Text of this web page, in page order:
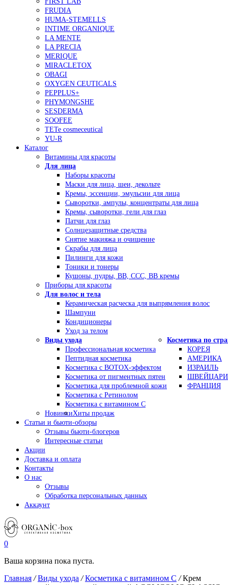
FRUDIA
HUMA-STEMELLS
INTIME ORGANIQUE
LA MENTE
LA PRECIA
MERIQUE
MIRACLETOX
OBAGI
OXYGEN CEUTICALS
PEPPLUS+
PHYMONGSHE
SESDERMA
SOOFEE
TETe cosmeceutical
YU-R
Каталог
Витамины для красоты
Для лица
Наборы красоты
Маски для лица, шеи, декольте
Кремы, эссенции, эмульсии для лица
Сыворотки, ампулы, концентраты для лица
Кремы, сыворотки, гели для глаз
Патчи для глаз
Солнцезащитные средства
Снятие макияжа и очищение
Скрабы для лица
Пилинги для кожи
Тоники и тонеры
Кушоны, пудры, ВВ, ССС, ВВ кремы
Приборы для красоты
Для волос и тела
Керамическая расческа для выпрямления волос
Шампуни
Кондиционеры
Уход за телом
Виды ухода
Профессиональная косметика
Пептидная косметика
Косметика с BOTOX-эффектом
Косметика от пигментных пятен
Косметика для проблемной кожи
Косметика с Ретинолом
Косметика с витамином С
Косметика по
КОРЕЯ
АМЕРИКА
ИЗРАИЛЬ
ФРАНЦИЯ
НовинкиХиты продаж
Статьи и бьюти-обзоры
Отзывы бьюти-блогеров
Интересные статьи
Акции
Доставка и оплата
Контакты
О нас
Отзывы
Обработка персональных данных
Аккаунт
0
Ваша корзина пока пуста.
Главная /Виды ухода /Косметика с витамином С /Крем